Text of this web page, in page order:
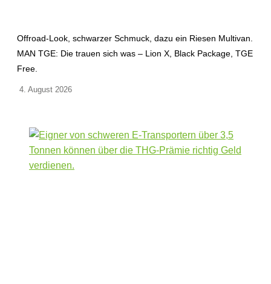
Offroad-Look, schwarzer Schmuck, dazu ein Riesen Multivan.
MAN TGE: Die trauen sich was – Lion X, Black Package, TGE
Free.
4. August 2026